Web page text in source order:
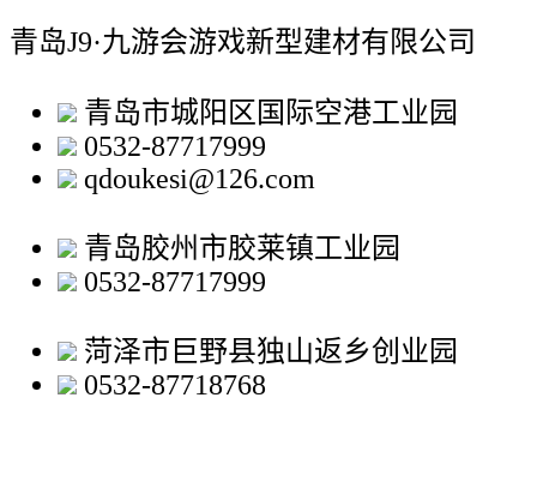
青岛J9·九游会游戏新型建材有限公司
青岛市城阳区国际空港工业园
0532-87717999
qdoukesi@126.com
青岛胶州市胶莱镇工业园
0532-87717999
菏泽市巨野县独山返乡创业园
0532-87718768